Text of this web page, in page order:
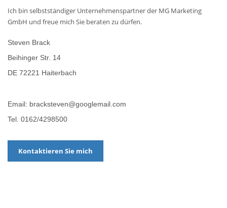
Ich bin selbstständiger Unternehmenspartner der MG Marketing
GmbH und freue mich Sie beraten zu dürfen.
Steven Brack
Beihinger Str. 14
DE 72221 Haiterbach
Email: bracksteven@googlemail.com
Tel. 0162/4298500
Kontaktieren Sie mich